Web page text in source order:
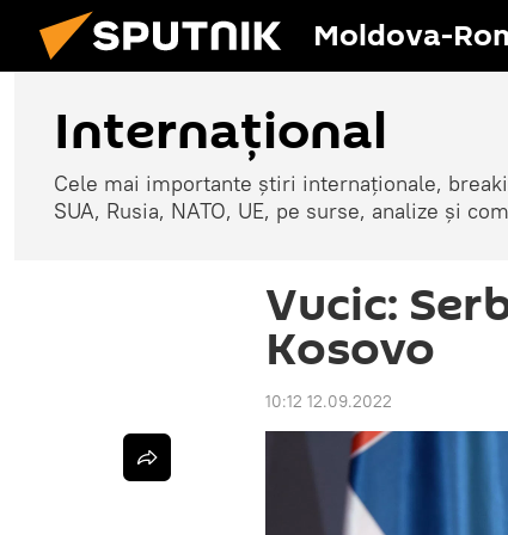
Moldova-
Internaţional
Cele mai importante știri internaționale,
SUA, Rusia, NATO, UE, pe surse, analize și
Vucic:
Kosovo
10:12 12.09.2022